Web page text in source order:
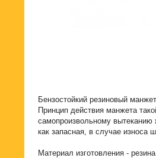
Бензостойкий резиновый
Принцип действия манжета
самопроизвольному вытеканию
как запасная, в случае износа
Материал изготовления - резина.